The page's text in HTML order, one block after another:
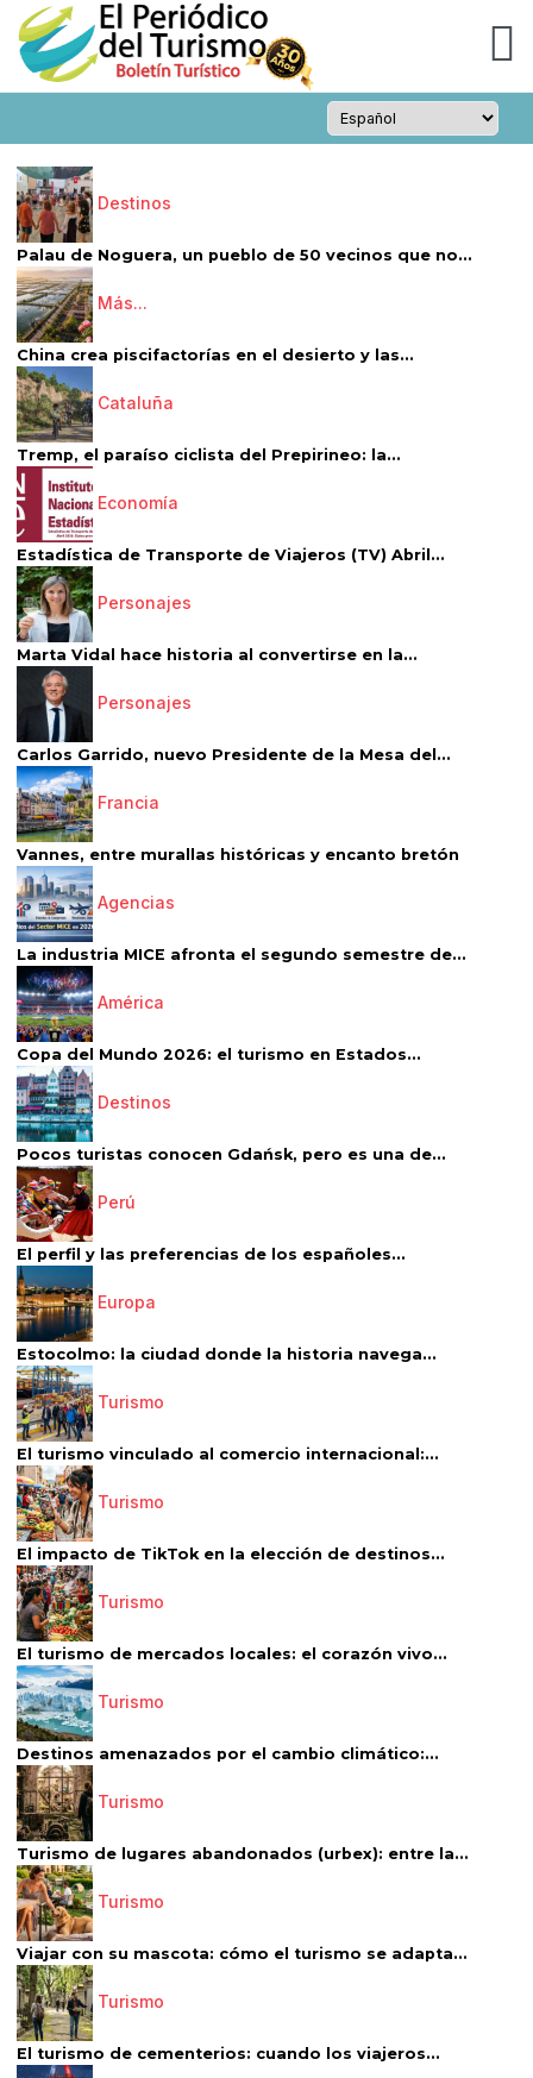
Destinos
Palau de Noguera, un pueblo de 50 vecinos que no...
Más...
China crea piscifactorías en el desierto y las...
Cataluña
Tremp, el paraíso ciclista del Prepirineo: la...
Economía
Estadística de Transporte de Viajeros (TV) Abril...
Personajes
Marta Vidal hace historia al convertirse en la...
Personajes
Carlos Garrido, nuevo Presidente de la Mesa del...
Francia
Vannes, entre murallas históricas y encanto bretón
Agencias
La industria MICE afronta el segundo semestre de...
América
Copa del Mundo 2026: el turismo en Estados...
Destinos
Pocos turistas conocen Gdańsk, pero es una de...
Perú
El perfil y las preferencias de los españoles...
Europa
Estocolmo: la ciudad donde la historia navega...
Turismo
El turismo vinculado al comercio internacional:...
Turismo
El impacto de TikTok en la elección de destinos...
Turismo
El turismo de mercados locales: el corazón vivo...
Turismo
Destinos amenazados por el cambio climático:...
Turismo
Turismo de lugares abandonados (urbex): entre la...
Turismo
Viajar con su mascota: cómo el turismo se adapta...
Turismo
El turismo de cementerios: cuando los viajeros...